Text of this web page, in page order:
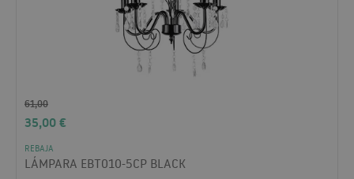
61,00
35,00€
REBAJA
LÁMPARA EBT010-5CP BLACK